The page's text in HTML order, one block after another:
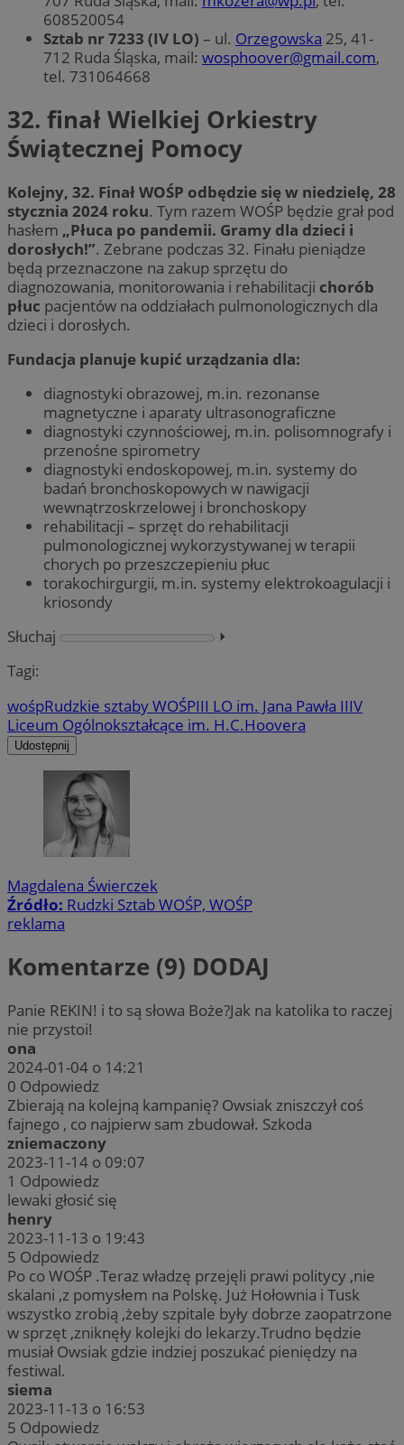
608520054
Sztab nr 7233 (IV LO) – ul. Orzegowska 25, 41-
712 Ruda Śląska, mail: wosphoover@gmail.com,
tel. 731064668
32. finał Wielkiej Orkiestry
Świątecznej Pomocy
Kolejny, 32. Finał WOŚP odbędzie się w niedzielę, 28
stycznia 2024 roku. Tym razem WOŚP będzie grał pod
hasłem „Płuca po pandemii. Gramy dla dzieci i
dorosłych!”. Zebrane podczas 32. Finału pieniądze
będą przeznaczone na zakup sprzętu do
diagnozowania, monitorowania i rehabilitacji chorób
płuc pacjentów na oddziałach pulmonologicznych dla
dzieci i dorosłych.
Fundacja planuje kupić urządzania dla:
diagnostyki obrazowej, m.in. rezonanse
magnetyczne i aparaty ultrasonograficzne
diagnostyki czynnościowej, m.in. polisomnografy i
przenośne spirometry
diagnostyki endoskopowej, m.in. systemy do
badań bronchoskopowych w nawigacji
wewnątrzoskrzelowej i bronchoskopy
rehabilitacji – sprzęt do rehabilitacji
pulmonologicznej wykorzystywanej w terapii
chorych po przeszczepieniu płuc
torakochirgurgii, m.in. systemy elektrokoagulacji i
kriosondy
Słuchaj
⏵︎
Tagi:
wośpRudzkie sztaby WOŚPIII LO im. Jana Pawła IIIV
Liceum Ogólnokształcące im. H.C.Hoovera
Udostępnij
Magdalena Świerczek
Źródło: Rudzki Sztab WOŚP, WOŚP
reklama
Komentarze (9) DODAJ
Panie REKIN! i to są słowa Boże?Jak na katolika to raczej
nie przystoi!
ona
2024-01-04 o 14:21
0 Odpowiedz
Zbierają na kolejną kampanię? Owsiak zniszczył coś
fajnego , co najpierw sam zbudował. Szkoda
zniemaczony
2023-11-14 o 09:07
1 Odpowiedz
lewaki głosić się
henry
2023-11-13 o 19:43
5 Odpowiedz
Po co WOŚP .Teraz władzę przejęli prawi politycy ,nie
skalani ,z pomysłem na Polskę. Już Hołownia i Tusk
wszystko zrobią ,żeby szpitale były dobrze zaopatrzone
w sprzęt ,zniknęły kolejki do lekarzy.Trudno będzie
musiał Owsiak gdzie indziej poszukać pieniędzy na
festiwal.
siema
2023-11-13 o 16:53
5 Odpowiedz